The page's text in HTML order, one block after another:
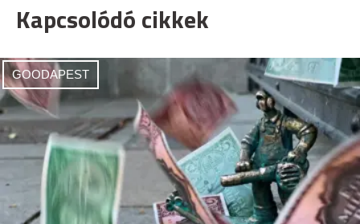
Kapcsolódó cikkek
GOODAPEST